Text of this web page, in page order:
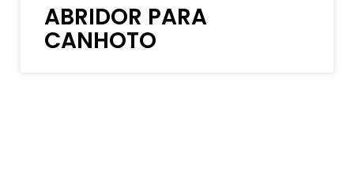
ABRIDOR PARA
CANHOTO